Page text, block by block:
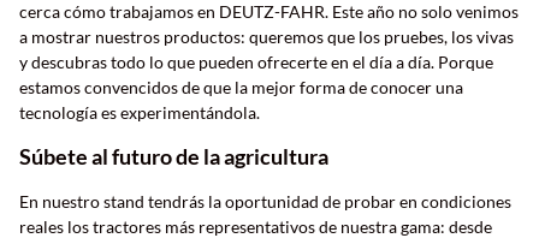
cerca cómo trabajamos en DEUTZ-FAHR. Este año no solo venimos
a mostrar nuestros productos: queremos que los pruebes, los vivas
y descubras todo lo que pueden ofrecerte en el día a día. Porque
estamos convencidos de que la mejor forma de conocer una
tecnología es experimentándola.
Súbete al futuro de la agricultura
En nuestro stand tendrás la oportunidad de probar en condiciones
reales los tractores más representativos de nuestra gama: desde